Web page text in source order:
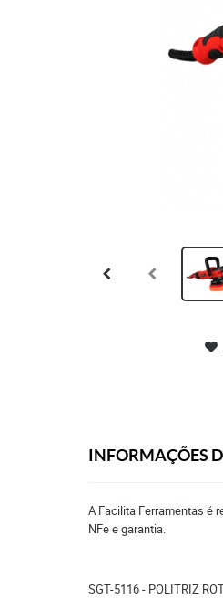
INFORMAÇÕES
A Facilita Ferramentas é
NFe e garantia.
SGT-5116 - POLITRIZ